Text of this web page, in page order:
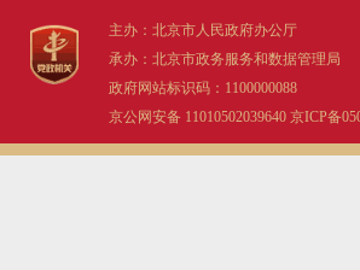
主办：北京市人民政府办公厅
承办：北京市政务服务和数据管理局
政府网站标识码：1100000088
京公网安备 11010502039640 京ICP备